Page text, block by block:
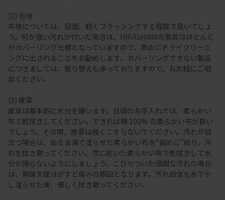
(2) 布地
布地については、日頃、軽くブラッシングする程度で良いでしょ
う。何か強い汚れが付いた場合は、HIRASHIMAの家具はほとんど
がカバーリング仕様となっていますので、早めにドライクリーニ
ングに出されることをお勧めします。カバーリングできない製品
につきましては、張り替えも承っておりますので、お気軽にご相
談ください。
(3) 皮革
皮革は基本的に水分を嫌います。日頃のお手入れでは、柔らかい
布で乾拭きしてください。できれば綿 100% の柔らかい布が良い
でしょう。その際、皮革は強くこすらないでください。汚れが目
立つ場合は、ぬるま湯で湿らせた柔らかい布を“固めに”絞り、汚
れを拭き取ってください。次に乾いた柔らかい布で乾拭きして水
分が残らないようにしましょう。こびりついた頑固な汚れの場合
は、無理矢理はがすと傷みの原因となります。汚れ自体を水で少
し湿らせた後、優しく拭き取ってください。